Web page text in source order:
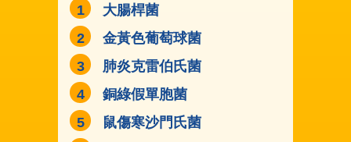
大腸桿菌
金黃色葡萄球菌
肺炎克雷伯氏菌
銅綠假單胞菌
鼠傷寒沙門氏菌